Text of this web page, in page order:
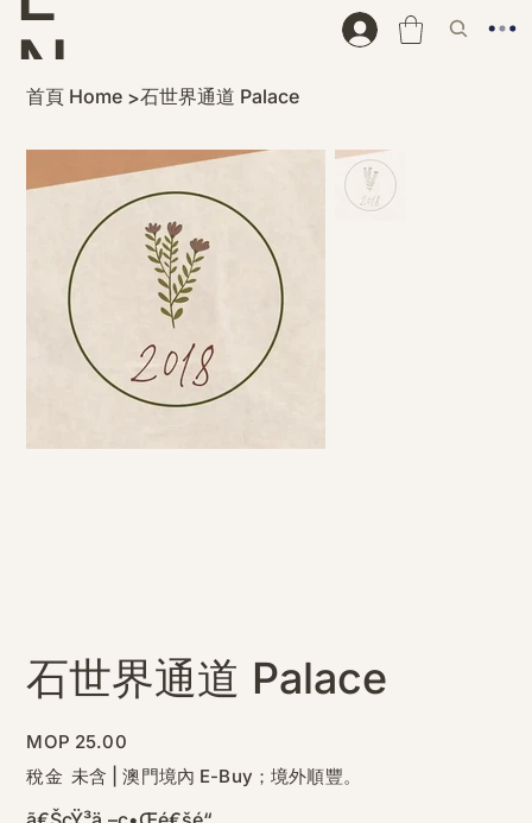
N
D
首頁 Home >石世界通道 Palace
石世界通道 Palace
價
格
MOP 25.00
稅金 未含
澳門境內 E-Buy；境外順豐。